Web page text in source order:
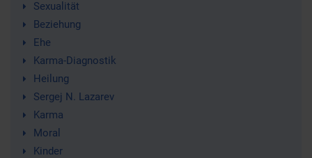
Sexualität
Beziehung
Ehe
Karma-Diagnostik
Heilung
Sergej N. Lazarev
Karma
Moral
Kinder